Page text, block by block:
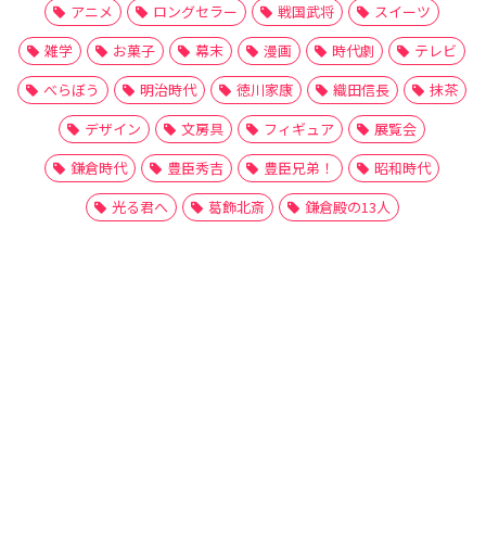
アニメ
ロングセラー 戦国武将
スイーツ
雑学
お菓子 幕末 漫画 時代劇
テレビ
べらぼう
明治時代 徳川家康 織田信長
抹茶
デザイン
文房具 フィギュア
展覧会
鎌倉時代
豊臣秀吉 豊臣兄弟！
昭和時代
光る君へ
葛飾北斎 鎌倉殿の13人